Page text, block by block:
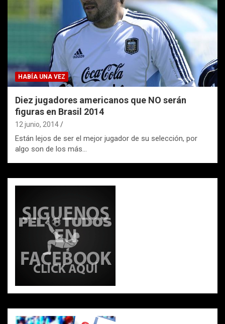
HABÍA UNA VEZ
Diez jugadores americanos que NO serán
figuras en Brasil 2014
12 junio, 2014
Están lejos de ser el mejor jugador de su selección, por
algo son de los más…